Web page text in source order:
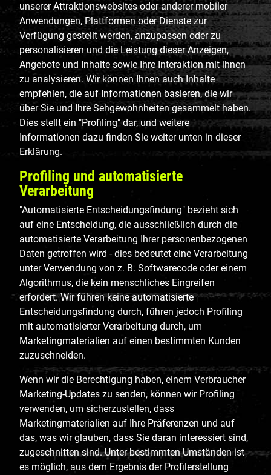
unserer Attraktionswebsites oder anderer mobiler
Anwendungen, Plattformen oder Dienste zur
Verfügung gestellt werden, anzupassen oder zu
personalisieren und die Leistung dieser Anzeigen,
Angebote und Inhalte sowie Ihre Interaktion mit ihnen
zu analysieren. Wir können Ihnen auch Inhalte
empfehlen, die auf Informationen basieren, die wir
über Sie und Ihre Sehgewohnheiten gesammelt haben.
Dies stellt ein "Profiling" dar, und weitere
Informationen dazu finden Sie weiter unten in dieser
Erklärung.
Profiling und automatisierte
Verarbeitung
"Automatisierte Entscheidungsfindung" bezieht sich
auf eine Entscheidung, die ausschließlich durch die
automatisierte Verarbeitung Ihrer personenbezogenen
Daten getroffen wird - dies bedeutet eine Verarbeitung
unter Verwendung von z. B. Softwarecode oder einem
Algorithmus, die kein menschliches Eingreifen
erfordert. Wir führen keine automatisierte
Entscheidungsfindung durch, führen jedoch Profiling
mit automatisierter Verarbeitung durch, um
Marketingmaterialien auf einen bestimmten Kunden
zuzuschneiden.
Wenn wir die Berechtigung haben, einem Verbraucher
Marketing-Updates zu senden, können wir Profiling
verwenden, um sicherzustellen, dass
Marketingmaterialien auf Ihre Präferenzen und auf
das, was wir glauben, dass Sie daran interessiert sind,
zugeschnitten sind. Unter bestimmten Umständen ist
es möglich, aus dem Ergebnis der Profilerstellung